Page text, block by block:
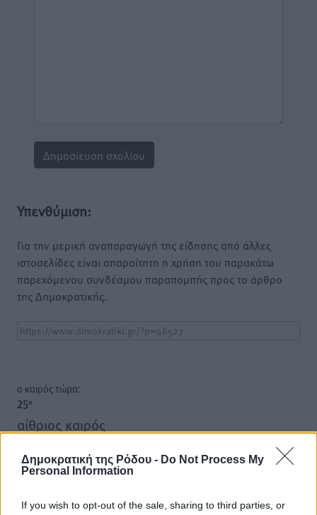
Δημοκρατική της Ρόδου - Do Not Process My
Personal Information
If you wish to opt-out of the sale, sharing to third parties, or
Υπενθύμιση:
Για την μερική αναπαραγωγή της είδησης από άλλες
ιστοσελίδες είναι απαραίτητη η χρήση του παρακάτω
παρεχόμενου συνδέσμου παραπομπής προς το άρθρο
της Δημοκρατικής.
o καιρός τώρα:
25°
αίθριος καιρός
18km/h
Δ-ΝΔ
06:18